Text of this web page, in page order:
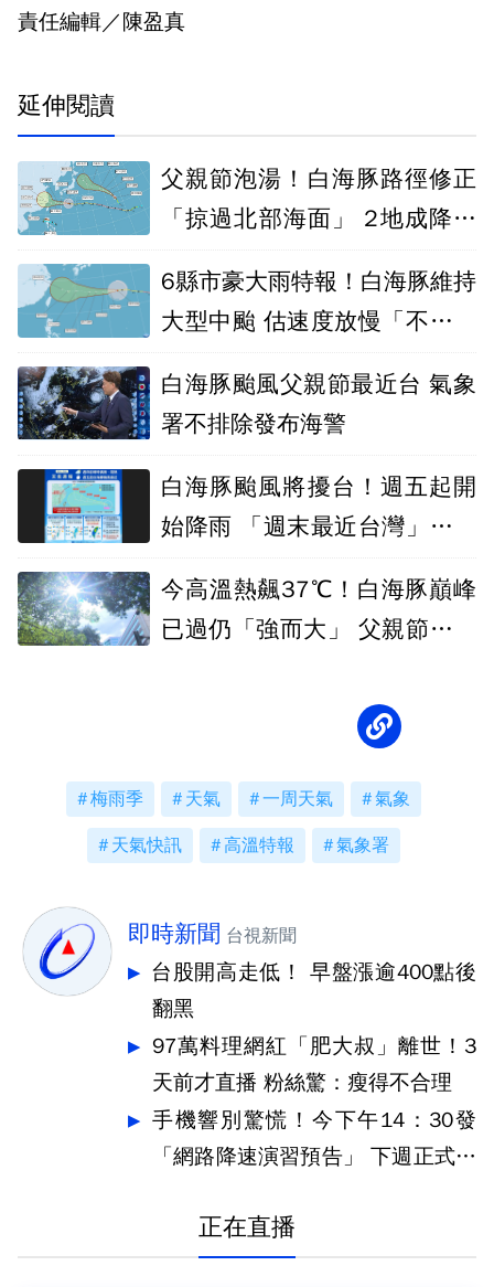
責任編輯／陳盈真
延伸閱讀
父親節泡湯！白海豚路徑修正
「掠過北部海面」 2地成降雨
6縣市豪大雨特報！白海豚維持
大型中颱 估速度放慢「不確定
白海豚颱風父親節最近台 氣象
署不排除發布海警
白海豚颱風將擾台！週五起開
始降雨 「週末最近台灣」山區
今高溫熱飆37℃！白海豚巔峰
已過仍「強而大」 父親節前後
梅雨季 天氣 一周天氣 氣象
天氣快訊 高溫特報 氣象署
即時新聞 台視新聞
台股開高走低！ 早盤漲逾400點後
翻黑
97萬料理網紅「肥大叔」離世！3
天前才直播 粉絲驚：瘦得不合理
手機響別驚慌！今下午14：30發
「網路降速演習預告」 下週正式登
正在直播